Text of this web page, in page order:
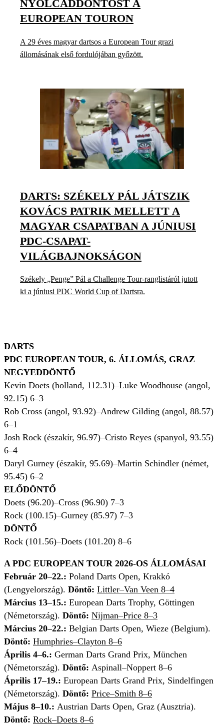
NYOLCADDÖNTŐST A
EUROPEAN TOURON
A 29 éves magyar dartsos a European Tour grazi
állomásának első fordulójában győzött.
DARTS: SZÉKELY PÁL JÁTSZIK
KOVÁCS PATRIK MELLETT A
MAGYAR CSAPATBAN A JÚNIUSI
PDC-CSAPAT-
VILÁGBAJNOKSÁGON
Székely „Penge” Pál a Challenge Tour-ranglistáról jutott
ki a júniusi PDC World Cup of Dartsra.
DARTS
PDC EUROPEAN TOUR, 6. ÁLLOMÁS, GRAZ
NEGYEDDÖNTŐ
Kevin Doets (holland, 112.31)–Luke Woodhouse (angol,
92.15) 6–3
Rob Cross (angol, 93.92)–Andrew Gilding (angol, 88.57)
6–1
Josh Rock (északír, 96.97)–Cristo Reyes (spanyol, 93.55)
6–4
Daryl Gurney (északír, 95.69)–Martin Schindler (német,
95.45) 6–2
ELŐDÖNTŐ
Doets (96.20)–Cross (96.90) 7–3
Rock (100.15)–Gurney (85.97) 7–3
DÖNTŐ
Rock (101.56)–Doets (101.20) 8–6
A PDC EUROPEAN TOUR 2026-OS ÁLLOMÁSAI
Február 20–22.: Poland Darts Open, Krakkó
(Lengyelország). Döntő: Littler–Van Veen 8–4
Március 13–15.: European Darts Trophy, Göttingen
(Németország). Döntő: Nijman–Price 8–3
Március 20–22.: Belgian Darts Open, Wieze (Belgium).
Döntő: Humphries–Clayton 8–6
Április 4–6.: German Darts Grand Prix, München
(Németország). Döntő: Aspinall–Noppert 8–6
Április 17–19.: European Darts Grand Prix, Sindelfingen
(Németország). Döntő: Price–Smith 8–6
Május 8–10.: Austrian Darts Open, Graz (Ausztria).
Döntő: Rock–Doets 8–6